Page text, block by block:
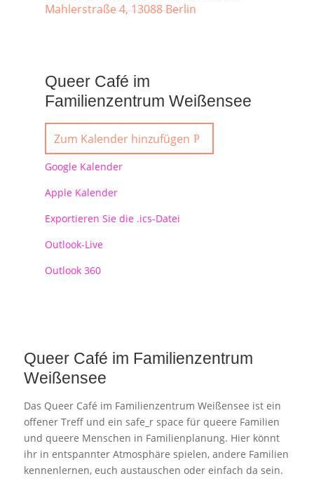
Mahlerstraße 4, 13088 Berlin
Queer Café im
Familienzentrum Weißensee
Zum Kalender hinzufügen
Google Kalender
Apple Kalender
Exportieren Sie die .ics-Datei
Outlook-Live
Outlook 360
Queer Café im Familienzentrum
Weißensee
Das Queer Café im Familienzentrum Weißensee ist ein
offener Treff und ein safe_r space für queere Familien
und queere Menschen in Familienplanung. Hier könnt
ihr in entspannter Atmosphäre spielen, andere Familien
kennenlernen, euch austauschen oder einfach da sein.